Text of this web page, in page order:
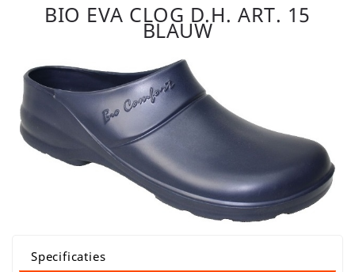
BIO EVA CLOG D.H. ART. 15
BLAUW
Specificaties